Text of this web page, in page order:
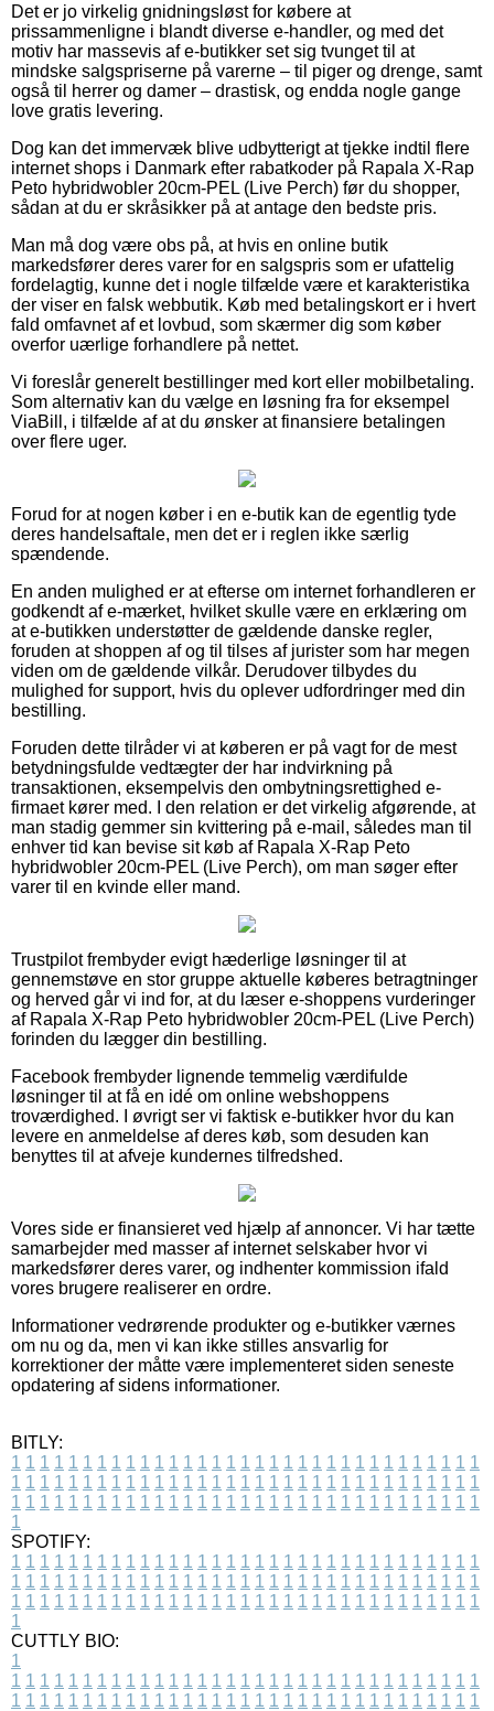
Det er jo virkelig gnidningsløst for købere at
prissammenligne i blandt diverse e-handler, og med det
motiv har massevis af e-butikker set sig tvunget til at
mindske salgspriserne på varerne – til piger og drenge, samt
også til herrer og damer – drastisk, og endda nogle gange
love gratis levering.
Dog kan det immervæk blive udbytterigt at tjekke indtil flere
internet shops i Danmark efter rabatkoder på Rapala X-Rap
Peto hybridwobler 20cm-PEL (Live Perch) før du shopper,
sådan at du er skråsikker på at antage den bedste pris.
Man må dog være obs på, at hvis en online butik
markedsfører deres varer for en salgspris som er ufattelig
fordelagtig, kunne det i nogle tilfælde være et karakteristika
der viser en falsk webbutik. Køb med betalingskort er i hvert
fald omfavnet af et lovbud, som skærmer dig som køber
overfor uærlige forhandlere på nettet.
Vi foreslår generelt bestillinger med kort eller mobilbetaling.
Som alternativ kan du vælge en løsning fra for eksempel
ViaBill, i tilfælde af at du ønsker at finansiere betalingen
over flere uger.
Forud for at nogen køber i en e-butik kan de egentlig tyde
deres handelsaftale, men det er i reglen ikke særlig
spændende.
En anden mulighed er at efterse om internet forhandleren er
godkendt af e-mærket, hvilket skulle være en erklæring om
at e-butikken understøtter de gældende danske regler,
foruden at shoppen af og til tilses af jurister som har megen
viden om de gældende vilkår. Derudover tilbydes du
mulighed for support, hvis du oplever udfordringer med din
bestilling.
Foruden dette tilråder vi at køberen er på vagt for de mest
betydningsfulde vedtægter der har indvirkning på
transaktionen, eksempelvis den ombytningsrettighed e-
firmaet kører med. I den relation er det virkelig afgørende, at
man stadig gemmer sin kvittering på e-mail, således man til
enhver tid kan bevise sit køb af Rapala X-Rap Peto
hybridwobler 20cm-PEL (Live Perch), om man søger efter
varer til en kvinde eller mand.
Trustpilot frembyder evigt hæderlige løsninger til at
gennemstøve en stor gruppe aktuelle køberes betragtninger
og herved går vi ind for, at du læser e-shoppens vurderinger
af Rapala X-Rap Peto hybridwobler 20cm-PEL (Live Perch)
forinden du lægger din bestilling.
Facebook frembyder lignende temmelig værdifulde
løsninger til at få en idé om online webshoppens
troværdighed. I øvrigt ser vi faktisk e-butikker hvor du kan
levere en anmeldelse af deres køb, som desuden kan
benyttes til at afveje kundernes tilfredshed.
Vores side er finansieret ved hjælp af annoncer. Vi har tætte
samarbejder med masser af internet selskaber hvor vi
markedsfører deres varer, og indhenter kommission ifald
vores brugere realiserer en ordre.
Informationer vedrørende produkter og e-butikker værnes
om nu og da, men vi kan ikke stilles ansvarlig for
korrektioner der måtte være implementeret siden seneste
opdatering af sidens informationer.
BITLY:
1 1 1 1 1 1 1 1 1 1 1 1 1 1 1 1 1 1 1 1 1 1 1 1 1 1 1 1 1 1 1 1 1
1 1 1 1 1 1 1 1 1 1 1 1 1 1 1 1 1 1 1 1 1 1 1 1 1 1 1 1 1 1 1 1 1
1 1 1 1 1 1 1 1 1 1 1 1 1 1 1 1 1 1 1 1 1 1 1 1 1 1 1 1 1 1 1 1 1
1
SPOTIFY:
1 1 1 1 1 1 1 1 1 1 1 1 1 1 1 1 1 1 1 1 1 1 1 1 1 1 1 1 1 1 1 1 1
1 1 1 1 1 1 1 1 1 1 1 1 1 1 1 1 1 1 1 1 1 1 1 1 1 1 1 1 1 1 1 1 1
1 1 1 1 1 1 1 1 1 1 1 1 1 1 1 1 1 1 1 1 1 1 1 1 1 1 1 1 1 1 1 1 1
1
CUTTLY BIO:
1
1 1 1 1 1 1 1 1 1 1 1 1 1 1 1 1 1 1 1 1 1 1 1 1 1 1 1 1 1 1 1 1 1
1 1 1 1 1 1 1 1 1 1 1 1 1 1 1 1 1 1 1 1 1 1 1 1 1 1 1 1 1 1 1 1 1